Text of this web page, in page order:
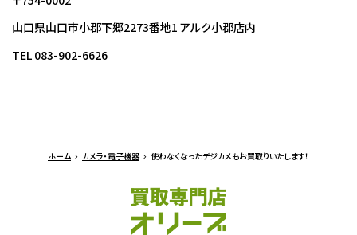
山口県山口市小郡下郷2273番地1 アルク小郡店内
TEL 083-902-6626
ホーム カメラ・電子機器 使わなくなったデジカメもお買取りいたします！